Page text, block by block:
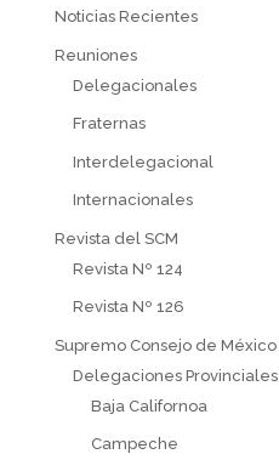
Noticias Recientes
Reuniones
Delegacionales
Fraternas
Interdelegacional
Internacionales
Revista del SCM
Revista Nº 124
Revista Nº 126
Supremo Consejo de México
Delegaciones Provinciales
Baja Californoa
Campeche